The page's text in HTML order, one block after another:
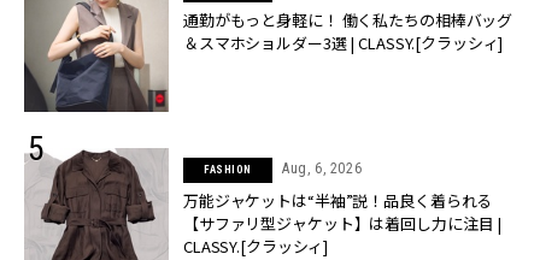
通勤がもっと身軽に！ 働く私たちの相棒バッグ
＆スマホショルダー3選 | CLASSY.[クラッシィ]
FASHION Aug, 6, 2026
万能ジャケットは“半袖”説！品良く着られる
【サファリ型ジャケット】は着回し力に注目 |
CLASSY.[クラッシィ]